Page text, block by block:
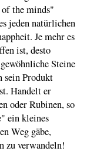
the minds"
jeden natürlichen
Je mehr es
ist, desto
Steine
sein Produkt
Handelt er
oder Rubinen, so
ein kleines
Weg gäbe,
zu verwandeln!